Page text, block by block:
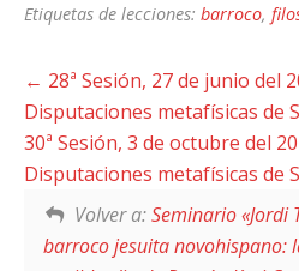
Etiquetas de lecciones: barroco,
28ª Sesión, 27 de junio del
Disputaciones metafísicas de
30ª Sesión, 3 de octubre del
Disputaciones metafísicas de
Volver a:Seminario «Jordi
barroco jesuita novohispano: